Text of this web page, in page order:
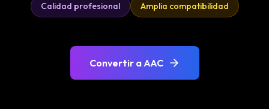
Calidad profesional Amplia compatibilidad
Convertir a AAC